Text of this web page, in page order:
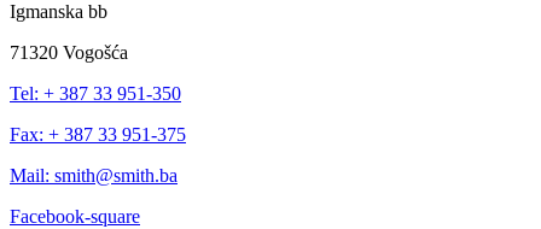
Igmanska bb
71320 Vogošća
Tel: + 387 33 951-350
Fax: + 387 33 951-375
Mail: smith@smith.ba
Facebook-square